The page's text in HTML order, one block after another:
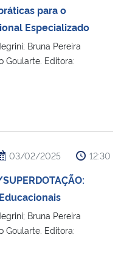
para o
Especializado
Bruna Pereira
Goularte. Editora:
03/02/2025 12:30
Bruna Pereira
Goularte. Editora: